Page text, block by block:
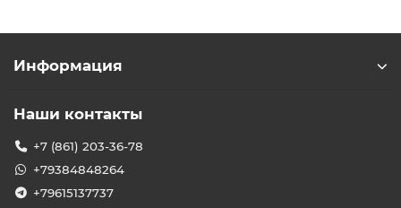
Информация
Наши контакты
+7 (861) 203-36-78
+79384848264
+79615137737